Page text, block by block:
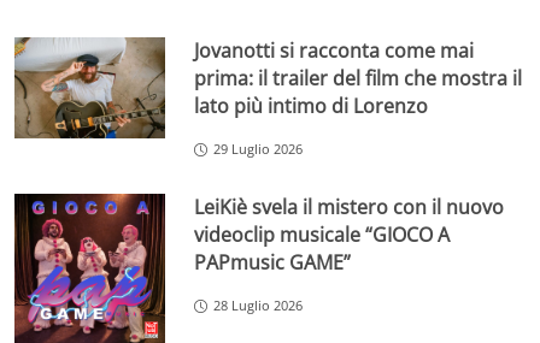
Jovanotti si racconta come mai
prima: il trailer del film che mostra il
lato più intimo di Lorenzo
29 Luglio 2026
LeiKiè svela il mistero con il nuovo
videoclip musicale “GIOCO A
PAPmusic GAME”
28 Luglio 2026